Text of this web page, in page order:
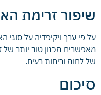
שיפור זרימת
על פי ערך ויקיפדיה על סוגי
מאפשרים תכנון טוב יותר של
של לחות וריחות רעים.
סיכום